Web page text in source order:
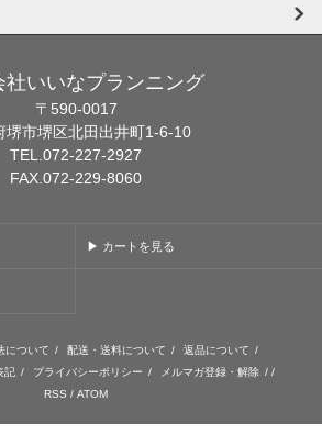
社いいなプランニング
〒590-0017
堺市堺区北田出井町1-6-10
TEL.072-227-2927
FAX.072-229-8060
▶ カートを見る
について / 配送・送料について / 返品について /
記 / プライバシーポリシー / メルマガ登録・解除 / /
RSS / ATOM